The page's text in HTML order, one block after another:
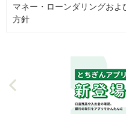
マネー・ローンダリングお
方針